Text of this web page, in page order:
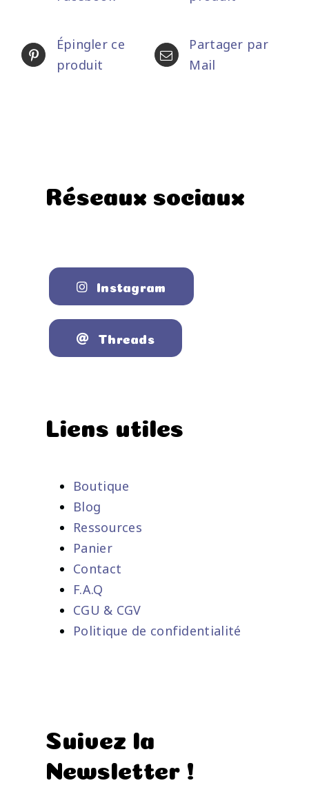
Épingler ce
produit
Partager par
Mail
Réseaux sociaux
Instagram
Threads
Liens utiles
Boutique
Blog
Ressources
Panier
Contact
F.A.Q
CGU & CGV
Politique de confidentialité
Suivez la
Newsletter !